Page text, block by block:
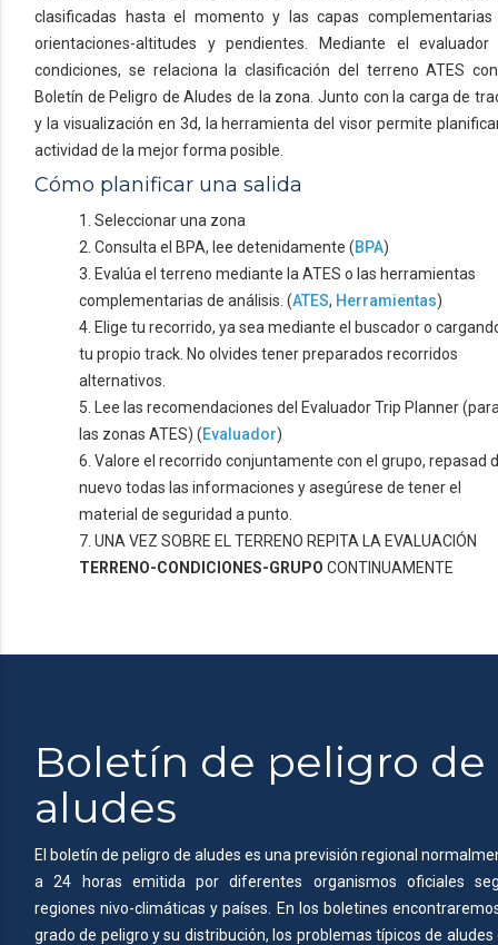
clasificadas hasta el momento y las capas complementarias
orientaciones-altitudes y pendientes. Mediante el evaluador
condiciones, se relaciona la clasificación del terreno ATES
Boletín de Peligro de Aludes de la zona. Junto con la carga de
y la visualización en 3d, la herramienta del visor permite
actividad de la mejor forma posible.
Cómo planificar una salida
1. Seleccionar una zona
2. Consulta el BPA, lee detenidamente (BPA)
3. Evalúa el terreno mediante la ATES o las herramientas
complementarias de análisis. (ATES, Herramientas)
4. Elige tu recorrido, ya sea mediante el buscador o
tu propio track. No olvides tener preparados recorridos
alternativos.
5. Lee las recomendaciones del Evaluador Trip Planner
las zonas ATES) (Evaluador)
6. Valore el recorrido conjuntamente con el grupo, repasad
nuevo todas las informaciones y asegúrese de tener el
material de seguridad a punto.
7. UNA VEZ SOBRE EL TERRENO REPITA LA EVALUACIÓN
TERRENO-CONDICIONES-GRUPO CONTINUAMENTE
Boletín de peligro de
aludes
El boletín de peligro de aludes es una previsión regional
a 24 horas emitida por diferentes organismos oficiales
regiones nivo-climáticas y países. En los boletines
grado de peligro y su distribución, los problemas típicos de aludes